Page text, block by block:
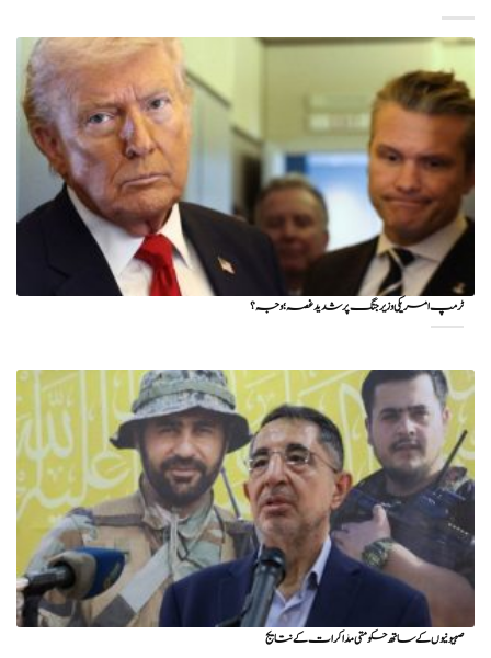
ٹرمپ امریکی وزیر جنگ پر شدید غصہ؛ وجہ ؟
صہیونیوں کے ساتھ حکومتی مذاکرات کے نتایج